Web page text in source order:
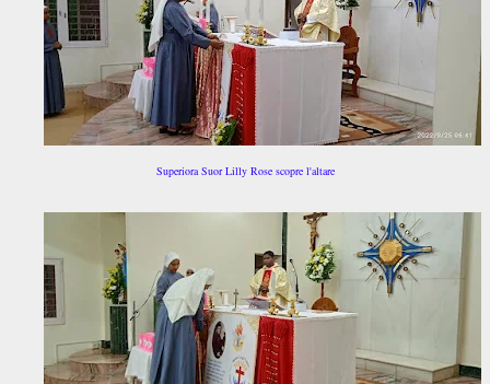
Superiora Suor Lilly Rose scopre l'altare